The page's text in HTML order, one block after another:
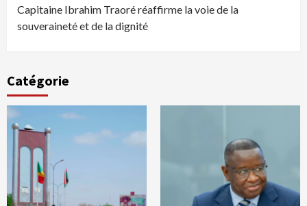
Capitaine Ibrahim Traoré réaffirme la voie de la
souveraineté et de la dignité
Catégorie